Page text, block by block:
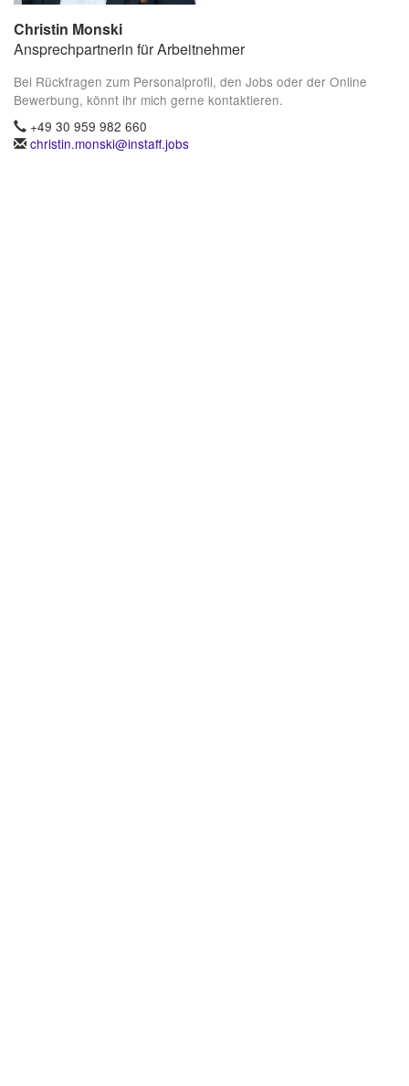
Christin Monski
Ansprechpartnerin für Arbeitnehmer
Bei Rückfragen zum Personalprofil, den Jobs oder der Online
Bewerbung, könnt ihr mich gerne kontaktieren.
+49 30 959 982 660
christin.monski@instaff.jobs